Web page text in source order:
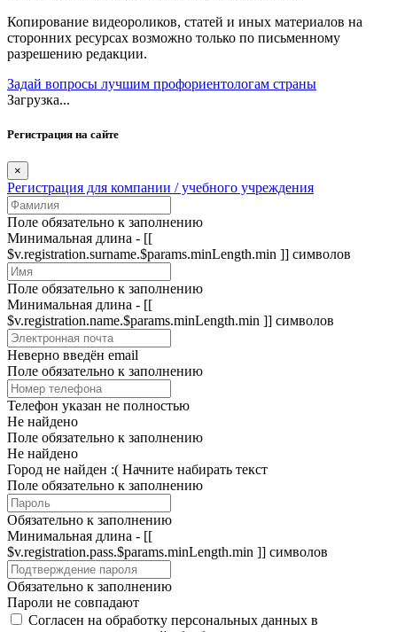
Копирование видеороликов, статей и иных материалов на
сторонних ресурсах возможно только по письменному
разрешению редакции.
Задай вопросы лучшим профориентологам страны
Загрузка...
Регистрация на сайте
×
Регистрация для компании / учебного учреждения
Поле обязательно к заполнению
Минимальная длина - [[
$v.registration.surname.$params.minLength.min ]] символов
Поле обязательно к заполнению
Минимальная длина - [[
$v.registration.name.$params.minLength.min ]] символов
Неверно введён email
Поле обязательно к заполнению
Телефон указан не полностью
Не найдено
Поле обязательно к заполнению
Не найдено
Город не найден :( Начните набирать текст
Поле обязательно к заполнению
Обязательно к заполнению
Минимальная длина - [[
$v.registration.pass.$params.minLength.min ]] символов
Обязательно к заполнению
Пароли не совпадают
Согласен на обработку персональных данных в